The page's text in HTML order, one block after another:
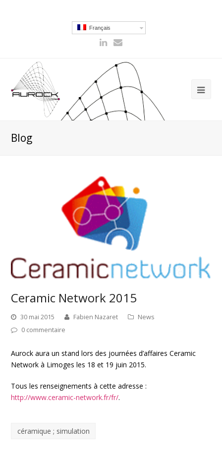
Français
Blog
Ceramic Network 2015
30 mai 2015 Fabien Nazaret
News
0 commentaire
Aurock aura un stand lors des journées d’affaires Ceramic
Network à Limoges les 18 et 19 juin 2015.
Tous les renseignements à cette adresse :
http://www.ceramic-network.fr/fr/.
céramique ; simulation